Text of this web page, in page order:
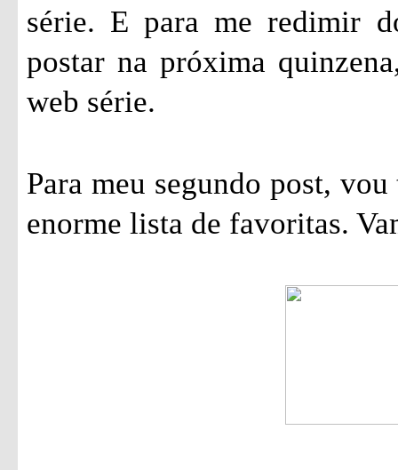
série. E para me redimir
postar na próxima
web série.
Para meu segundo post,
enorme lista de favoritas.